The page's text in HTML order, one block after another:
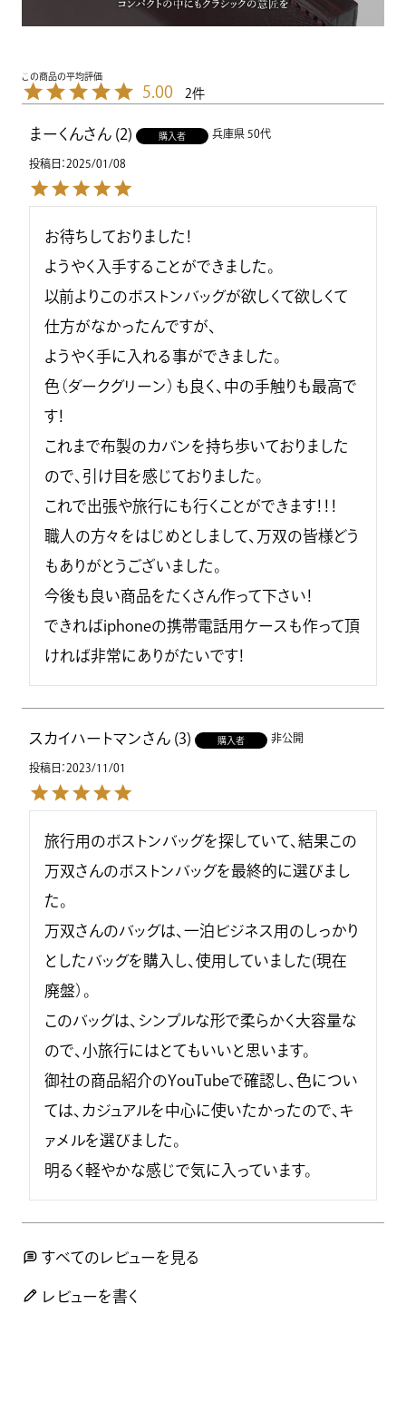
5.00 2
まーくん 2 購入者 兵庫県 50代
投稿日 2025/01/08
お待ちしておりました！
ようやく入手することができました。
以前よりこのボストンバッグが欲しくて欲しくて
仕方がなかったんですが、
ようやく手に入れる事ができました。
色（ダークグリーン）も良く、中の手触りも最高で
す！
これまで布製のカバンを持ち歩いておりました
ので、引け目を感じておりました。
これで出張や旅行にも行くことができます！！！
職人の方々をはじめとしまして、万双の皆様どう
もありがとうございました。
今後も良い商品をたくさん作って下さい！
できればiphoneの携帯電話用ケースも作って頂
ければ非常にありがたいです！
スカイハートマン 3 購入者 非公開
投稿日 2023/11/01
旅行用のボストンバッグを探していて、結果この
万双さんのボストンバッグを最終的に選びまし
た。
万双さんのバッグは、一泊ビジネス用のしっかり
としたバッグを購入し、使用していました(現在
廃盤）。
このバッグは、シンプルな形で柔らかく大容量な
ので、小旅行にはとてもいいと思います。
御社の商品紹介のYouTubeで確認し、色につい
ては、カジュアルを中心に使いたかったので、キ
ァメルを選びました。
明るく軽やかな感じで気に入っています。
すべてのレビューを見る
レビューを書く